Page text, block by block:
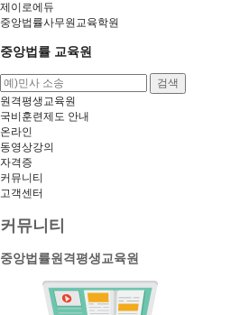
제이로에듀
중앙법률사무원교육학원
중앙법률 교육원
검색
원격평생교육원
국비훈련제도 안내
온라인
동영상강의
자격증
커뮤니티
고객센터
커뮤니티
중앙법률원격평생교육원